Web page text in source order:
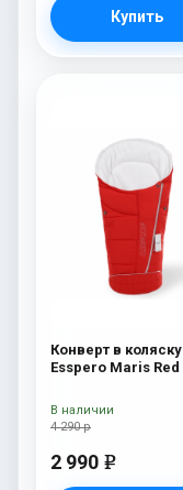
Купить
Конверт в коляску
Esspero Maris Red
4 290 р
2 990 e
В наличии